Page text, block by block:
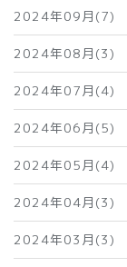
2024年09月(7)
2024年08月(3)
2024年07月(4)
2024年06月(5)
2024年05月(4)
2024年04月(3)
2024年03月(3)